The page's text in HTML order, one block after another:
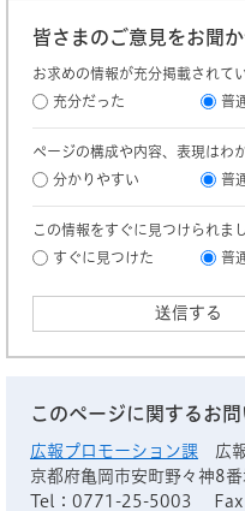
皆さまのご意見をお聞
お求めの情報が充分掲載されて
充分だった
普
ページの構成や内容、表現はわ
分かりやすい
普
この情報をすぐに見つけられま
すぐに見つけた
普
このページに関するお
広報プロモーション課
広
京都府亀岡市安町野々神8
Tel：0771-25-5003